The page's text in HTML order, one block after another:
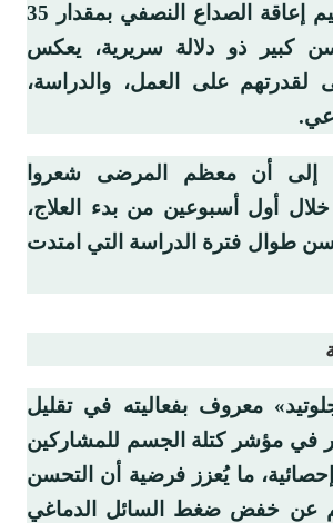
على مقياس تقييم إعاقة الصداع النصفي بمقدار 35
كبير ذو دلالة سريرية، يعكس
لقدرتهم على العمل، والدراسة،
إلى أن معظم المرضى شعروا
أول أسبوعين من بدء العلاج،
طوال فترة الدراسة التي امتدت
معروف بفعاليته في تقليل
في مؤشر كتلة الجسم للمشاركين
ما يُعزز فرضية أن التحسن
عن خفض ضغط السائل الدماغي